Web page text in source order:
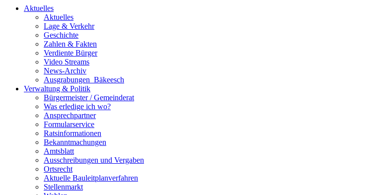
Aktuelles
Aktuelles
Lage & Verkehr
Geschichte
Zahlen & Fakten
Verdiente Bürger
Video Streams
News-Archiv
Ausgrabungen_Bäkeesch
Verwaltung & Politik
Bürgermeister / Gemeinderat
Was erledige ich wo?
Ansprechpartner
Formularservice
Ratsinformationen
Bekanntmachungen
Amtsblatt
Ausschreibungen und Vergaben
Ortsrecht
Aktuelle Bauleitplanverfahren
Stellenmarkt